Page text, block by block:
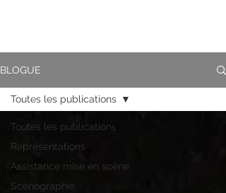
BLOGUE
Toutes les publications
Représentations
Assistance mise en scène
Scénographie
Toutes les publications